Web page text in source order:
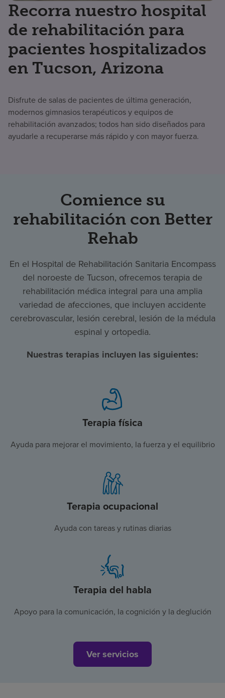
Recorra nuestro hospital
de rehabilitación para
pacientes hospitalizados
en Tucson, Arizona
Disfrute de salas de pacientes de última generación,
modernos gimnasios terapéuticos y equipos de
rehabilitación avanzados; todos han sido diseñados para
ayudarle a recuperarse más rápido y con mayor fuerza.
Comience su
rehabilitación con Better
Rehab
En el Hospital de Rehabilitación Sanitaria Encompass
del noroeste de Tucson, ofrecemos terapia de
rehabilitación médica integral para una amplia
variedad de afecciones, que incluyen accidente
cerebrovascular, lesión cerebral, lesión de la médula
espinal y ortopedia.
Nuestras terapias incluyen las siguientes:
Terapia física
Ayuda para mejorar el movimiento, la fuerza y el equilibrio
Terapia ocupacional
Ayuda con tareas y rutinas diarias
Terapia del habla
Apoyo para la comunicación, la cognición y la deglución
Ver servicios